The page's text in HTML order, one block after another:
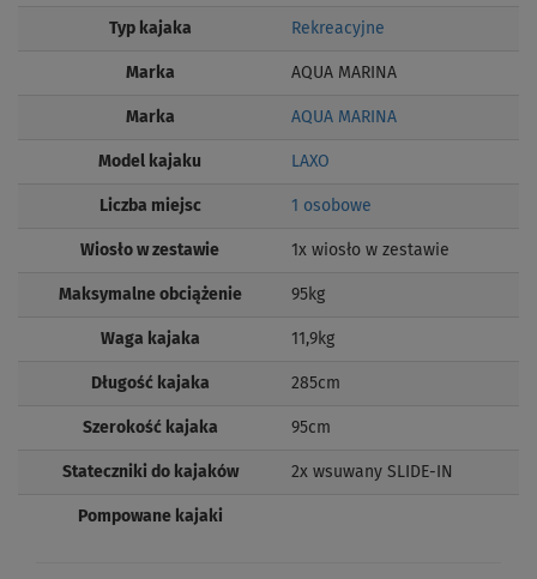
Typ kajaka Rekreacyjne
Marka AQUA MARINA
Marka AQUA MARINA
Model kajaku LAXO
Liczba miejsc 1 osobowe
Wiosło w zestawie 1x wiosło w zestawie
Maksymalne obciążenie 95kg
Waga kajaka 11,9kg
Długość kajaka 285cm
Szerokość kajaka 95cm
Stateczniki do kajaków 2x wsuwany SLIDE-IN
Pompowane kajaki